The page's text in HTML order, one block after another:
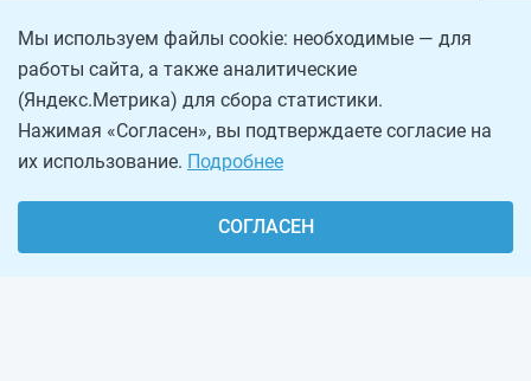
Мы используем файлы cookie: необходимые — для
работы сайта, а также аналитические
(Яндекс.Метрика) для сбора статистики.
Нажимая «Согласен», вы подтверждаете согласие на
их использование. Подробнее
СОГЛАСЕН